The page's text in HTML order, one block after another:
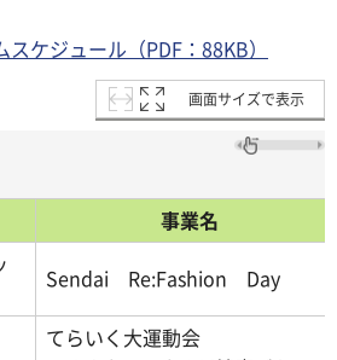
ケジュール（PDF：88KB）
画面サイズで表示
事業名
Sendai Re:Fashion Day
てらいく大運動会